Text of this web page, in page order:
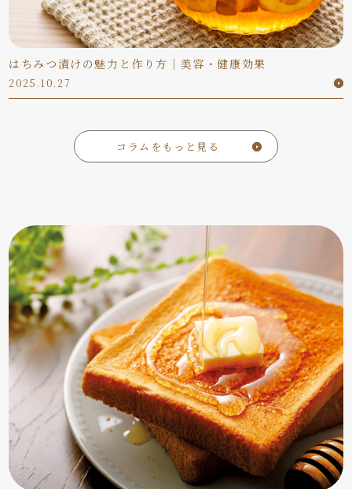
はちみつ漬けの魅力と作り方｜美容・健康効果
2025.10.27
コラムをもっと見る